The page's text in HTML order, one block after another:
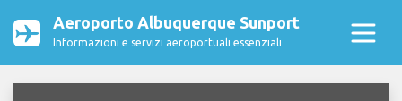
Aeroporto Albuquerque Sunport
Informazioni e servizi aeroportuali essenziali